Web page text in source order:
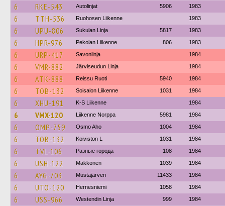
6 RKE-543 Autolinjat 5906 1983
6 TTH-536 Ruohosen Liikenne 1983
6 UPU-806 Sukulan Linja 5817 1983
6 HPR-976 Pekolan Liikenne 806 1983
6 URP-417 Savonlinja 1984
6 VMR-882 Järviseudun Linja 1984
6 ATK-888 Reissu Ruoti 5940 1984
6 TOB-132 Soisalon Liikenne 1031 1984
6 XHU-191 K-S Liikenne 1984
6 VMX-120 Liikenne Norppa 5981 1984
6 OMP-759 Osmo Aho 1004 1984
6 TOB-132 Koiviston L 1031 1984
6 TVL-106 Разные города 108 1984
6 USH-122 Makkonen 1039 1984
6 AYG-703 Mustajärven 11433 1984
6 UTO-120 Hernesniemi 1058 1984
6 USS-966 Westendin Linja 999 1984